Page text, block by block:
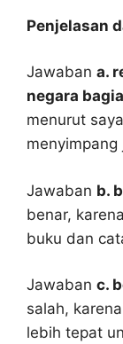
Penjelasan
Jawaban a.
negara
menurut
Jawaban b.
benar,
buku dan
Jawaban c.
salah,
lebih tepat